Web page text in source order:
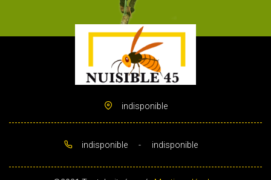
indisponible
indisponible - indisponible